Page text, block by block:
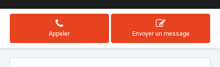
Appeler Envoyer un message